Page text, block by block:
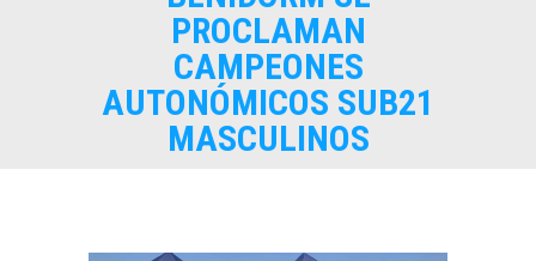
PROCLAMAN
CAMPEONES
AUTONÓMICOS SUB21
MASCULINOS